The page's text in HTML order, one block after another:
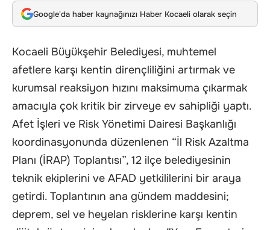
Google'da haber kaynağınızı Haber Kocaeli olarak seçin
Kocaeli Büyükşehir Belediyesi, muhtemel
afetlere karşı kentin dirençliliğini artırmak ve
kurumsal reaksiyon hızını maksimuma çıkarmak
amacıyla çok kritik bir zirveye ev sahipliği yaptı.
Afet İşleri ve Risk Yönetimi Dairesi Başkanlığı
koordinasyonunda düzenlenen “İl Risk Azaltma
Planı (İRAP) Toplantısı”, 12 ilçe belediyesinin
teknik ekiplerini ve AFAD yetkililerini bir araya
getirdi. Toplantının ana gündem maddesini;
deprem, sel ve heyelan risklerine karşı kentin